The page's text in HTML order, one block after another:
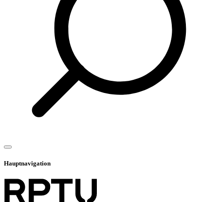
Hauptnavigation